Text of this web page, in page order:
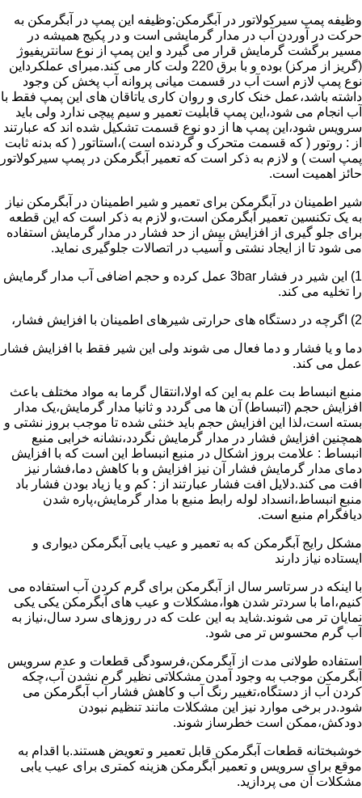
وظیفه پمپ سیرکولاتور در آبگرمکن:وظیفه این پمپ در آبگرمکن به
حرکت در آوردن آب در مدار گرمایشی است و در پکیج همیشه در
مسیر برگشت گرمایش قرار می گیرد و این پمپ از نوع سانتریفیوژ
(گریز از مرکز) بوده و با برق 220 ولت کار می کند.مبرای عملکرداین
نوع پمپ لازم است آب در قسمت میانی پروانه آب پخش کن وجود
داشته باشد،عمل خنک کاری و روان کاری یاتاقان های این پمپ فقط با
آب انجام می شود،این پمپ قابلیت تعمیر و سیم پیچی ندارد ولی باید
سرویس شود،این پمپ ها از دو نوع قسمت تشکیل شده اند که عبارتند
از : روتور ( که قسمت متحرک و گردنده است )،استاتور ( که بدنه ثابت
پمپ است ) و لازم به ذکر است که تعمیر آبگرمکن در پمپ سیرکولاتور
حائز اهمیت است.
شیر اطمینان در آبگرمکن برای تعمیر و شیر اطمینان در آبگرمکن نیاز
به یک تکنسین تعمیر آبگرمکن است،و لازم به ذکر است که این قطعه
برای جلو گیری از افزایش بیش از حد فشار در مدار گرمایش استفاده
می شود تا از ایجاد نشتی و آسیب در اتصالات جلوگیری نماید.
1) این شیر در فشار 3bar عمل کرده و حجم اضافی آب مدار گرمایش
را تخلیه می کند.
2) اگرچه در دستگاه های حرارتی شیرهای اطمینان با افزایش فشار،
دما و یا فشار و دما فعال می شوند ولی این شیر فقط با افزایش فشار
عمل می کند.
منبع انبساط بت علم به این که اولا،انتقال گرما به مواد مختلف باعث
افزایش حجم (اتبساط) آن ها می گردد و ثانیا مدار گرمایش،یک مدار
بسته است،لذا این افزایش حجم باید خنثی شده تا موجب بروز نشتی و
همچنین افزایش فشار در مدار گرمایش نگردد،نشانه خرابی منبع
انبساط : علامت بروز اشکال در منبع انبساط این است که با افزایش
دمای مدار گرمایش فشار آن نیز افزایش و با کاهش دما،فشار نیز
افت می کند.دلایل افت فشار عبارتند از : کم و یا زیاد بودن فشار باد
منبع انبساط،انسداد لوله رابط منبع با مدار گرمایش،پاره شدن
دیافگرام منبع است.
مشکل رایج آبگرمکن که به تعمیر و عیب یابی آبگرمکن دیواری و
ایستاده نیاز دارند
با اینکه در سرتاسر سال از آبگرمکن برای گرم کردن آب استفاده می
کنیم،اما با سردتر شدن هوا،مشکلات و عیب های آبگرمکن یکی یکی
نمایان تر می شوند.شاید به این علت که در روزهای سرد سال،نیاز به
آب گرم محسوس تر می شود.
استفاده طولانی مدت از آبگرمکن،فرسودگی قطعات و عدم سرویس
آبگرمکن موجب به وجود آمدن مشکلاتی نظیر گرم نشدن آب،چکه
کردن آب از دستگاه،تغییر رنگ آب و کاهش فشار آب آبگرمکن می
شود.در برخی موارد نیز این مشکلات مانند تنظیم نبودن
دودکش،ممکن است خطرساز شوند.
خوشبختانه قطعات آبگرمکن قابل تعمیر و تعویض هستند.با اقدام به
موقع برای سرویس و تعمیر آبگرمکن هزینه کمتری برای عیب یابی
مشکلات آن می پردازید.